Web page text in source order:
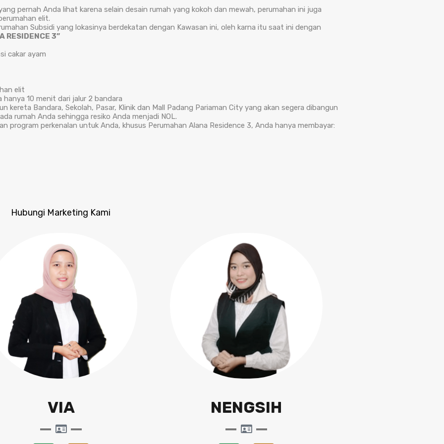
pernah Anda lihat karena selain desain rumah yang kokoh dan mewah, perumahan ini juga
elit.
Subsidi yang lokasinya berdekatan dengan Kawasan ini, oleh karna itu saat ini dengan
RESIDENCE 3”
cakar ayam
elit
10 menit dari jalur 2 bandara
Bandara, Sekolah, Pasar, Klinik dan Mall Padang Pariaman City yang akan segera dibangun
rumah Anda sehingga resiko Anda menjadi NOL.
program perkenalan untuk Anda, khusus Perumahan Alana Residence 3, Anda hanya membayar:
Hubungi Marketing Kami
VIA NENGSIH